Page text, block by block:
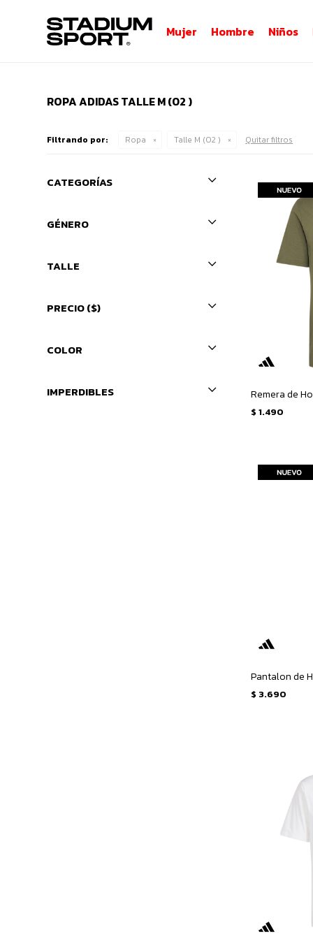
Mujer Hombre Niños
ROPA ADIDAS TALLE M (02 )
Filtrando por: Ropa Talle M (02 ) Quitar filtros
$ 1.490
$ 3.690
CATEGORÍAS
GÉNERO
TALLE
PRECIO($)
COLOR
IMPERDIBLES